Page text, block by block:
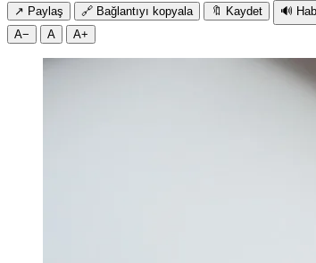
↗ Paylaş 🔗 Bağlantıyı kopyala 🔖 Kaydet 🔊
A−
A A+